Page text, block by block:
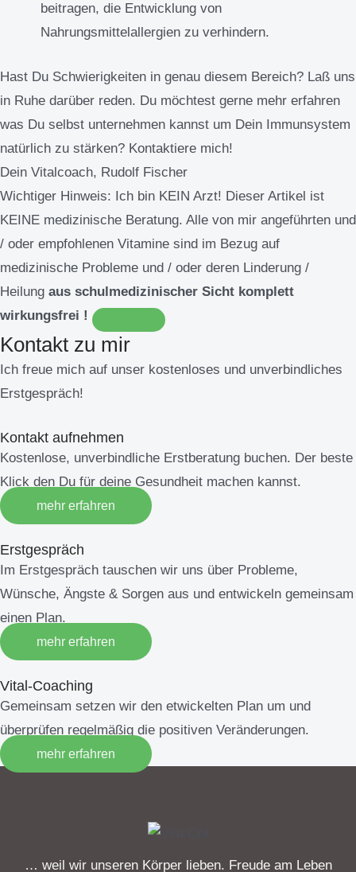
beitragen, die Entwicklung von
Nahrungsmittelallergien zu verhindern.
Hast Du Schwierigkeiten in genau diesem Bereich? Laß uns
in Ruhe darüber reden. Du möchtest gerne mehr erfahren
was Du selbst unternehmen kannst um Dein Immunsystem
natürlich zu stärken? Kontaktiere mich!
Dein Vitalcoach, Rudolf Fischer
Wichtiger Hinweis: Ich bin KEIN Arzt! Dieser Artikel ist
KEINE medizinische Beratung. Alle von mir angeführten und
/ oder empfohlenen Vitamine sind im Bezug auf
medizinische Probleme und / oder deren Linderung /
Heilung aus schulmedizinischer Sicht komplett
wirkungsfrei !
Kontakt zu mir
Ich freue mich auf unser kostenloses und unverbindliches
Erstgespräch!
Kontakt aufnehmen
Kostenlose, unverbindliche Erstberatung buchen. Der beste
Klick den Du für deine Gesundheit machen kannst.
mehr erfahren
Erstgespräch
Im Erstgespräch tauschen wir uns über Probleme,
Wünsche, Ängste & Sorgen aus und entwickeln gemeinsam
einen Plan.
mehr erfahren
Vital-Coaching
Gemeinsam setzen wir den etwickelten Plan um und
überprüfen regelmäßig die positiven Veränderungen.
mehr erfahren
… weil wir unseren Körper lieben. Freude am Leben